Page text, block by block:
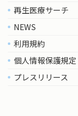
再生医療サーチ
NEWS
利用規約
個人情報保護規定
プレスリリース